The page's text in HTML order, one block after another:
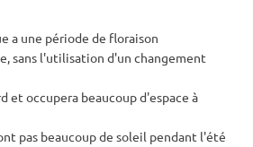
a une période de floraison
sans l'utilisation d'un changement
et occupera beaucoup d'espace à
pas beaucoup de soleil pendant l'été